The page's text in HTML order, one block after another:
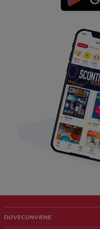
DOVECONVIENE